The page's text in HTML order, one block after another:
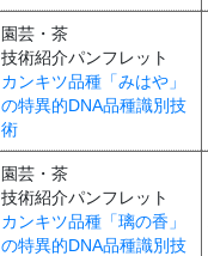
園芸・茶
技術紹介パンフレット
カンキツ品種「みはや」
の特異的DNA品種識別技
術
園芸・茶
技術紹介パンフレット
カンキツ品種「璃の香」
の特異的DNA品種識別技